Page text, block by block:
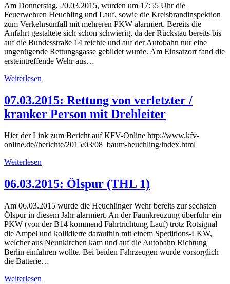
Am Donnerstag, 20.03.2015, wurden um 17:55 Uhr die
Feuerwehren Heuchling und Lauf, sowie die Kreisbrandinspektion
zum Verkehrsunfall mit mehreren PKW alarmiert. Bereits die
Anfahrt gestaltete sich schon schwierig, da der Rückstau bereits bis
auf die Bundesstraße 14 reichte und auf der Autobahn nur eine
ungenügende Rettungsgasse gebildet wurde. Am Einsatzort fand die
ersteintreffende Wehr aus…
Weiterlesen
07.03.2015: Rettung von verletzter /
kranker Person mit Drehleiter
Hier der Link zum Bericht auf KFV-Online http://www.kfv-
online.de//berichte/2015/03/08_baum-heuchling/index.html
Weiterlesen
06.03.2015: Ölspur (THL 1)
Am 06.03.2015 wurde die Heuchlinger Wehr bereits zur sechsten
Ölspur in diesem Jahr alarmiert. An der Faunkreuzung überfuhr ein
PKW (von der B14 kommend Fahrtrichtung Lauf) trotz Rotsignal
die Ampel und kollidierte daraufhin mit einem Speditions-LKW,
welcher aus Neunkirchen kam und auf die Autobahn Richtung
Berlin einfahren wollte. Bei beiden Fahrzeugen wurde vorsorglich
die Batterie…
Weiterlesen